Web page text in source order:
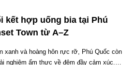
kết hợp uống bia tại Phú
Town từ A–Z
xanh và hoàng hôn rực rỡ, Phú Quốc còn
nghiệm ẩm thực về đêm đầy cảm xúc.